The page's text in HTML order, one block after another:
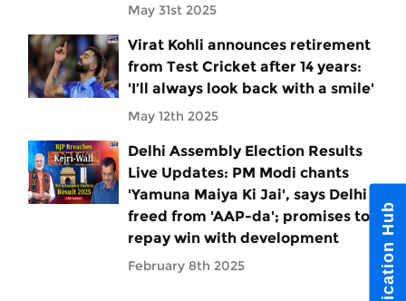
May 31st 2025
Virat Kohli announces retirement
from Test Cricket after 14 years:
'I’ll always look back with a smile'
May 12th 2025
Delhi Assembly Election Results
Live Updates: PM Modi chants
'Yamuna Maiya Ki Jai', says Delhi
freed from 'AAP-da'; promises to
repay win with development
February 8th 2025 Notification Hub